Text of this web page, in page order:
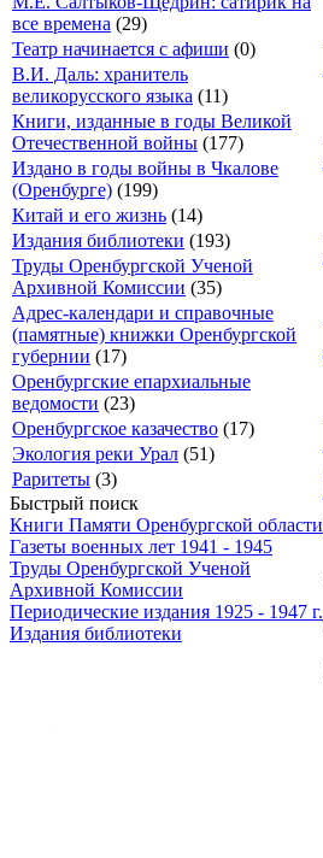
все времена (29)
Театр начинается с афиши (0)
В.И. Даль: хранитель
великорусского языка (11)
Книги, изданные в годы Великой
Отечественной войны (177)
Издано в годы войны в Чкалове
(Оренбурге) (199)
Китай и его жизнь (14)
Издания библиотеки (193)
Труды Оренбургской Ученой
Архивной Комиссии (35)
Адрес-календари и справочные
(памятные) книжки Оренбургской
губернии (17)
Оренбургские епархиальные
ведомости (23)
Оренбургское казачество (17)
Экология реки Урал (51)
Раритеты (3)
Быстрый поиск
Книги Памяти Оренбургской области
Газеты военных лет 1941 - 1945
Труды Оренбургской Ученой
Архивной Комиссии
Периодические издания 1925 - 1947 г.
Издания библиотеки